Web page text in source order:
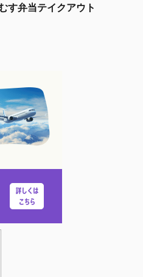
す弁当テイクアウト